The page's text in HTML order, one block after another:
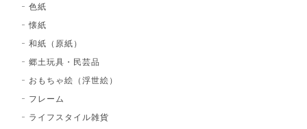
色紙
懐紙
和紙（原紙）
郷土玩具・民芸品
おもちゃ絵（浮世絵）
フレーム
ライフスタイル雑貨